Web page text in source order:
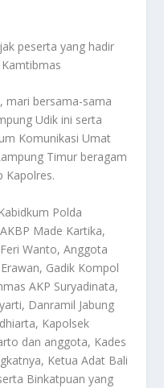
peserta yang hadir
mari bersama-sama
Udik ini serta
Komunikasi Umat
Timur beragam
Kapolres.
Polda
Made Kartika,
Wanto, Anggota
Gadik Kompol
AKP Suryadinata,
Danramil Jabung
Kapolsek
dan anggota, Kades
Ketua Adat Bali
Binkatpuan yang